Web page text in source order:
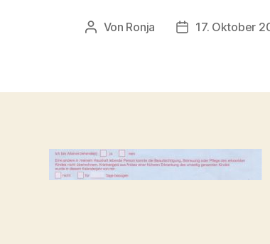
Beitragsautor
Von Ronja 17. Oktober